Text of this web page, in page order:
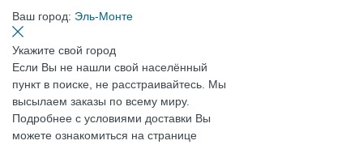
Ваш город: Эль-Монте
Укажите свой город
Если Вы не нашли свой населённый
пункт в поиске, не расстраивайтесь. Мы
высылаем заказы по всему миру.
Подробнее с условиями доставки Вы
можете ознакомиться на странице